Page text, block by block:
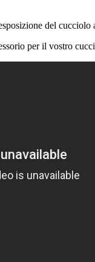
del
per il vostro